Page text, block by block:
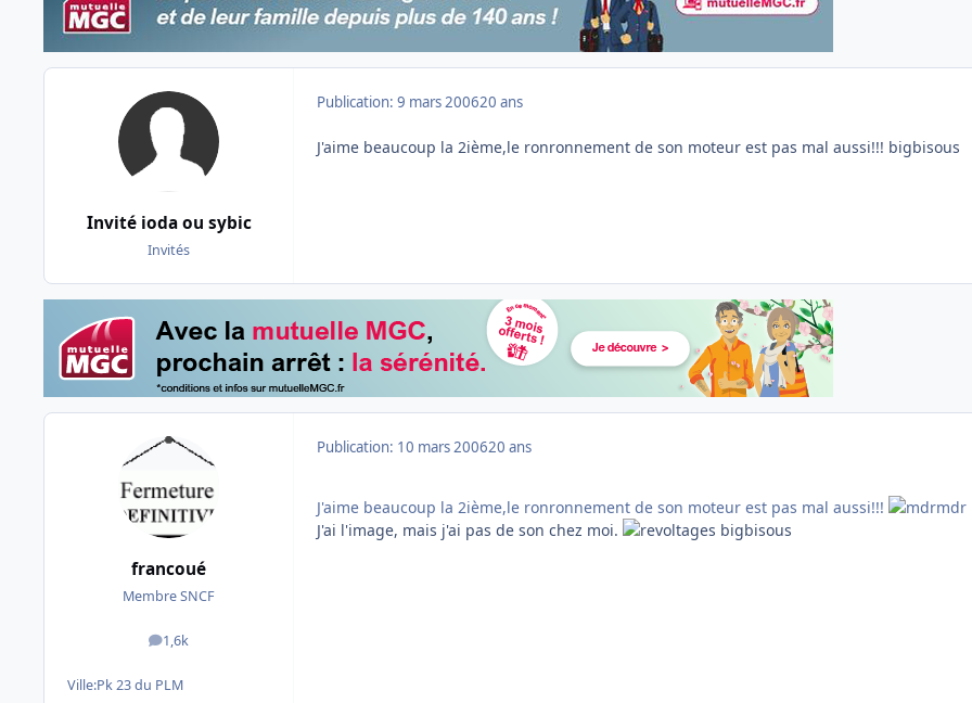
Invité ioda ou sybic
Invités
Publication: 9 mars 200620 ans
J'aime beaucoup la 2ième,le ronronnement de son moteur est pas mal aussi!!! bigbisous
francoué
Membre SNCF
1,6k
messages
Ville:Pk 23 du PLM
Publication: 10 mars 200620 ans
J'aime beaucoup la 2ième,le ronronnement de son moteur est pas mal aussi!!!
J'ai l'image, mais j'ai pas de son chez moi.
bigbisous